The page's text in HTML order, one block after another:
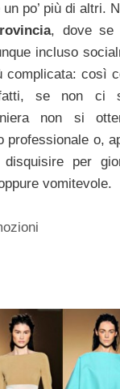
po’ più di altri.
, dove se
incluso
complicata: così
se non ci
non si
professionale o,
disquisire per
vomitevole.